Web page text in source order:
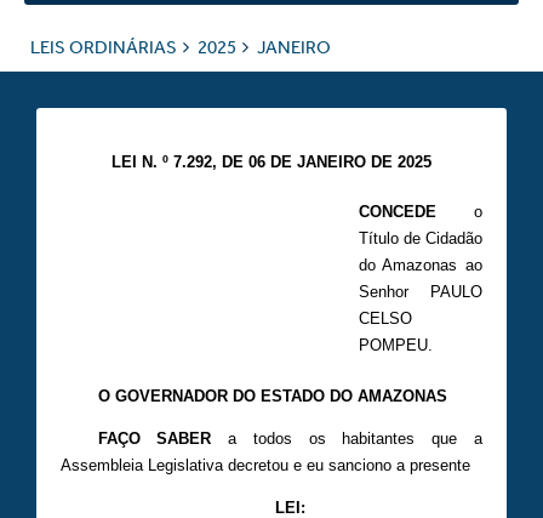
LEIS ORDINÁRIAS 2025 JANEIRO
LEI N. º 7.292, DE 06 DE JANEIRO DE 2025
CONCEDEo
Título de Cidadão
do Amazonas ao
Senhor PAULO
CELSO
POMPEU.
O GOVERNADOR DO ESTADO DO AMAZONAS
FAÇO SABER a todos os habitantes que a
Assembleia Legislativa decretou e eu sanciono a presente
LEI: